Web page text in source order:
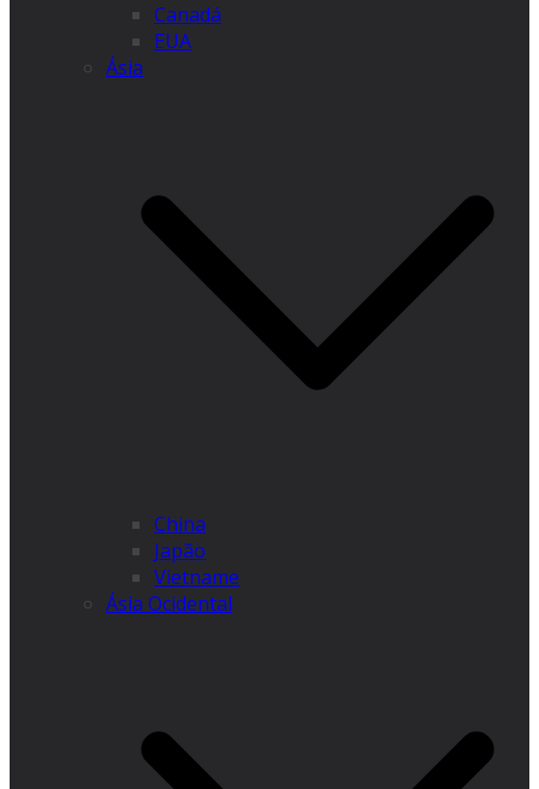
Canadá
EUA
Ásia
China
Japão
Vietname
Ásia Ocidental